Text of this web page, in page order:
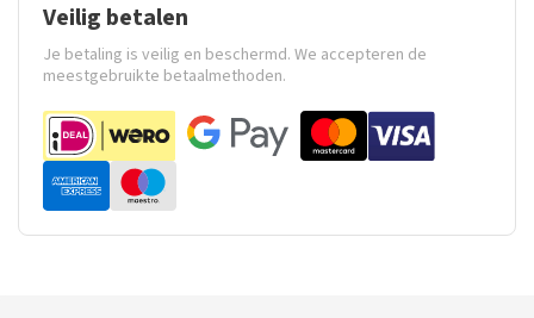
Veilig betalen
Je betaling is veilig en beschermd. We accepteren de
meestgebruikte betaalmethoden.